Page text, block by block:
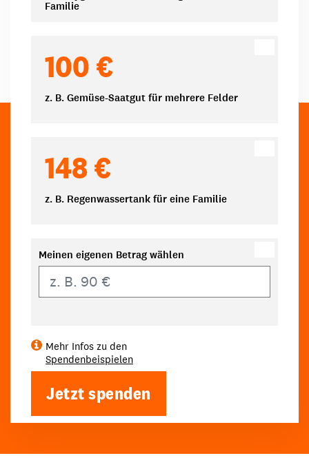
Familie
100 €
z. B. Gemüse-Saatgut für mehrere Felder
148 €
z. B. Regenwassertank für eine Familie
Meinen eigenen Betrag wählen
Mehr Infos zu den
Spendenbeispielen
Jetzt spenden